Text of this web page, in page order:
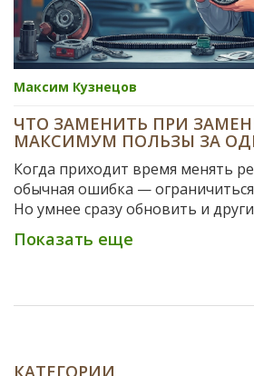
Максим Кузнецов
ЧТО ЗАМЕНИТЬ ПРИ
МАКСИМУМ ПОЛЬЗЫ ЗА
Когда приходит время менять
обычная ошибка —
Но умнее сразу обновить и
которые напрямую зависят от
подход предотвращает
и почему это действительно
Показать еще
КАТЕГОРИИ